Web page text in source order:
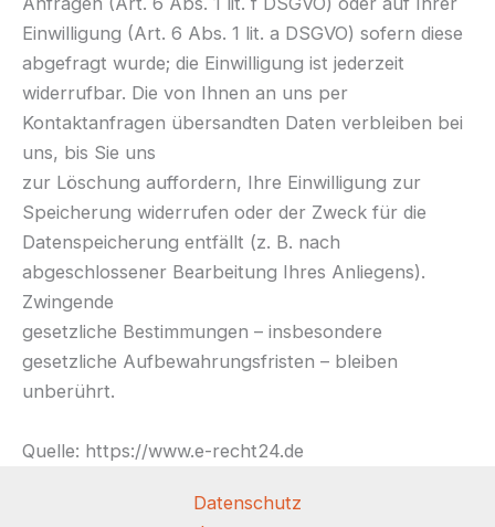
Einwilligung (Art. 6 Abs. 1 lit. a DSGVO) sofern diese
abgefragt wurde; die Einwilligung ist jederzeit
widerrufbar. Die von Ihnen an uns per
Kontaktanfragen übersandten Daten verbleiben bei
uns, bis Sie uns
zur Löschung auffordern, Ihre Einwilligung zur
Speicherung widerrufen oder der Zweck für die
Datenspeicherung entfällt (z. B. nach
abgeschlossener Bearbeitung Ihres Anliegens).
Zwingende
gesetzliche Bestimmungen – insbesondere
gesetzliche Aufbewahrungsfristen – bleiben
unberührt.
Quelle: https://www.e-recht24.de
Datenschutz